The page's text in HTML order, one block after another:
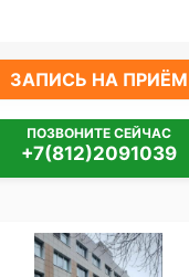
ЗАПИСЬ НА ПРИЁМ
ПОЗВОНИТЕ СЕЙЧАС
+7(812)2091039